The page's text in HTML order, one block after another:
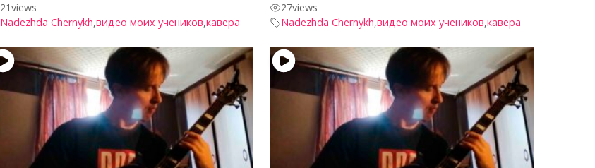
21views
Nadezhda Chernykh,видео моих учеников,кавера
27views
Nadezhda Chernykh,видео моих учеников,кавера